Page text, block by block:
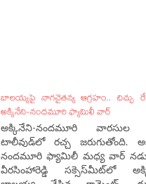
బాలయ్యపై నాగచైతన్య ఆగ్రహం.. చిచ్చు
అక్కినేని-నందమూరి ఫ్యామిలీ వార్
అక్కినేని-నందమూరి వారసుల
టాలీవుడ్‌లో రచ్చ జరుగుతోంది.
నందమూరి ఫ్యామిలీ మధ్య వార్
వీరసింహారెడ్డి సక్సెస్‌మీట్‌లో